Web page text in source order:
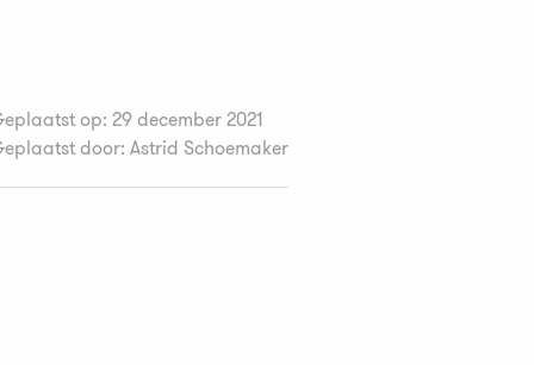
op: 29 december 2021
door: Astrid Schoemaker